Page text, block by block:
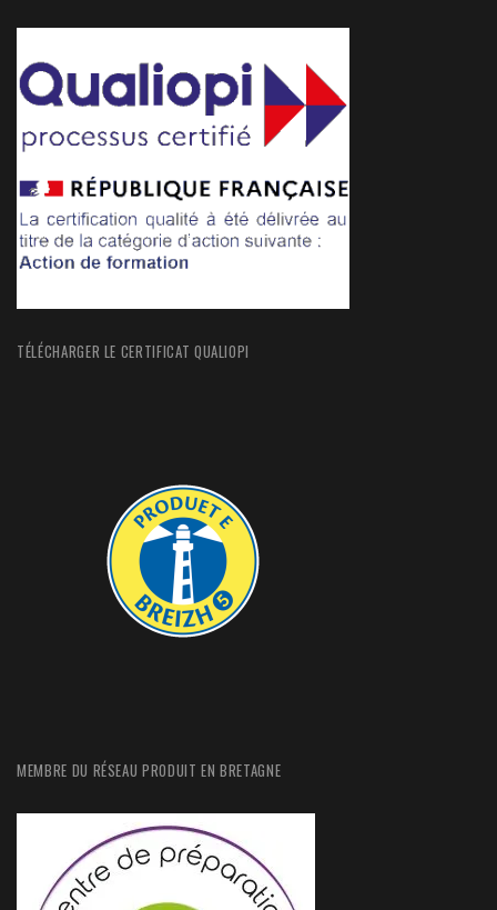
TÉLÉCHARGER LE CERTIFICAT QUALIOPI
MEMBRE DU RÉSEAU PRODUIT EN BRETAGNE